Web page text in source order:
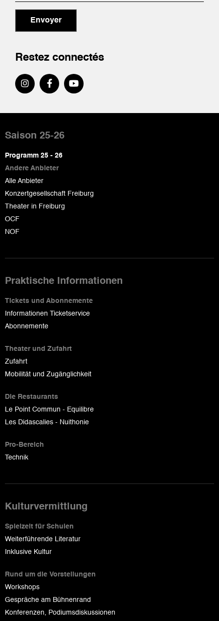
Envoyer
Restez connectés
de
page
Saison 25-26
Programm 25 - 26
Andere Anbieter
Alle Anbieter
Konzertgesellschaft Freiburg
Theater in Freiburg
OCF
NOF
Praktische Informationen
Tickets und Abonnemente
Informationen Ticketservice
Abonnemente
Theater und Zufahrt
Zufahrt
Mobilität und Zugänglichkeit
Die Restaurants
Le Point Commun - Equilibre
Les Didascalies - Nuithonie
Pro-Bereich
Technik
Kulturvermittlung
Spielzeit für Schulen
Weiterführende Literatur
Inklusive Kultur
Rund um die Vorstellungen
Workshops
Gespräche am Bühnenrand
Konferenzen, Podiumsdiskussionen